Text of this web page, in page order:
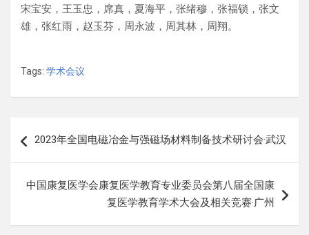
宋宝安，王玉忠，席真，夏海平，张绪穆，张福锁，张文
雄，张红雨，赵玉芬，周永波，周其林，周翔。
Tags: 学术会议
章
2023年全国电磁冶金与强磁场材料制备技术研讨会·武汉
中国康复医学会康复医学教育专业委员会第八届全国康
复医学教育学术大会及相关竞赛·广州